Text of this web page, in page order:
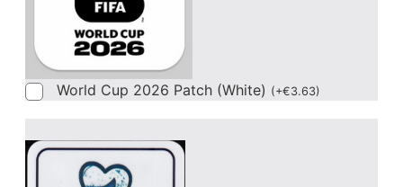
World Cup 2026 Patch (White) (+€3.63)